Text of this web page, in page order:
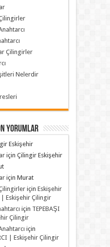
Çilingirler
Nelerdir
Yorumlar
Eskişehir
için Çilingir Eskişehir
için Murat
için Eskişehir
Eskişehir Çilingir
için TEPEBAŞI
Çilingir
için
| Eskişehir Çilingir